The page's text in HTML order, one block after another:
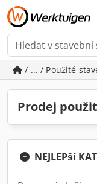
/ ... / Použité
Prodej
NEJLEPší